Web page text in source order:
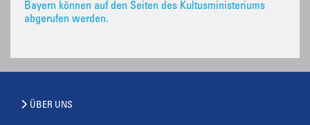
Bayern können auf den Seiten des Kultusministeriums
abgerufen werden.
ÜBER UNS